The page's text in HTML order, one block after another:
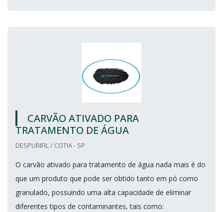
CARVÃO ATIVADO PARA
TRATAMENTO DE ÁGUA
DESPURIFIL / COTIA - SP
O carvão ativado para tratamento de água nada mais é do
que um produto que pode ser obtido tanto em pó como
granulado, possuindo uma alta capacidade de eliminar
diferentes tipos de contaminantes, tais como: